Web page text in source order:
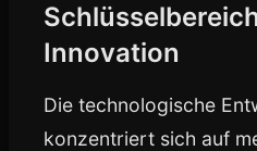
Innovation
Die technologische
konzentriert sich auf